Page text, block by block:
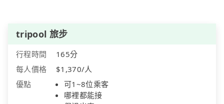
tripool 旅步
行程時間
165分
每人價格
$1,370/人
優點
可1~8位乘客
哪裡都能接